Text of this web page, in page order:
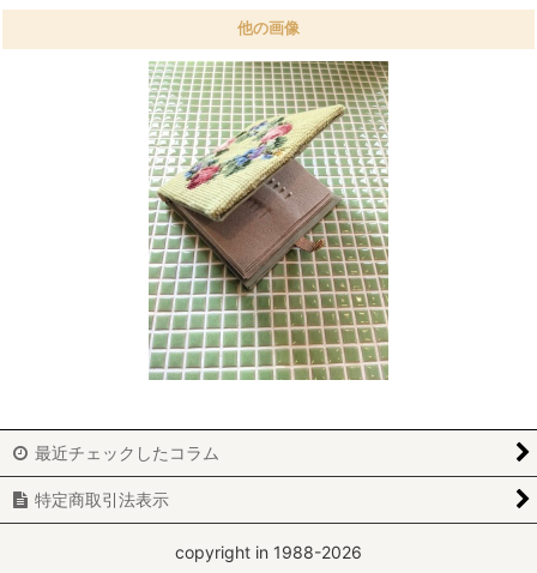
他の画像
最近チェックしたコラム
特定商取引法表示
copyright in 1988-2026